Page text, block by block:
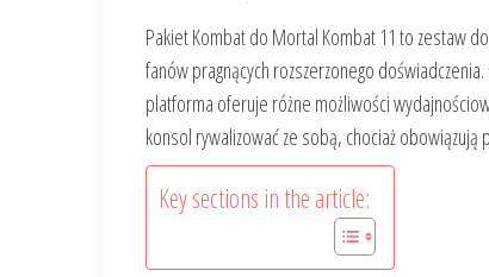
Pakiet Kombat do Mortal Kombat 11 to zestaw
fanów pragnących rozszerzonego
platforma oferuje różne możliwości
konsol rywalizować ze sobą, chociaż obowiązują
Key sections in the article: